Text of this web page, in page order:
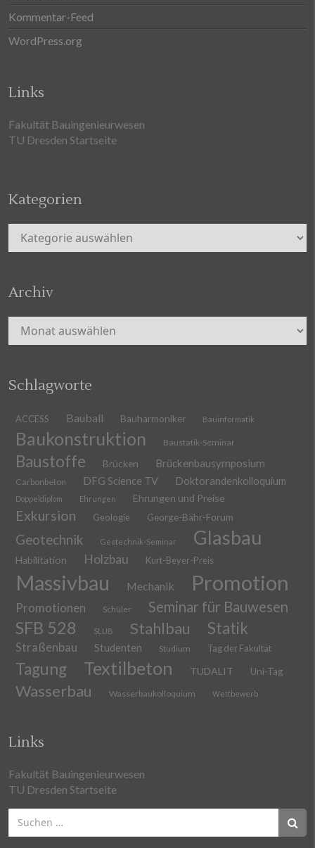
Kommentar-Feed
WordPress.org
Links
Fakultät Bauingenieurwesen
TU Dresden Startseite
Kategorien
Kategorien
Archiv
Archiv
Schlagworte
ACCESS Bauball Bauharmoniker Bauinformatik
Baukonstruktion Baustatik-Seminar
Baustoffe Brücken Brückenbausymposium
Carbonbeton DFG Science TV Doktorandenkolloquium
Doppeldiplom Ehrungen Ehrungen und Preise
Exkursion Geologie George-Bähr-Forum
Geotechnik Geotechnik-Seminar Glasbau
Habilitation Holzbau Kurt-Beyer-Preis
Massivbau Mechanik Promotion
Promotionen Schüler Seminar für Bauwesen
SFB 528 SLUB Stahlbau Statik
Straßenbau Studenten Studium Tag der Fakultät
Tagung Textilbeton TUDALIT Uni-Tag
Wasserbau Wasserbaukolloquium Wettbewerb
Links
Fakultät Bauingenieurwesen
TU Dresden Startseite
Suchen
nach: